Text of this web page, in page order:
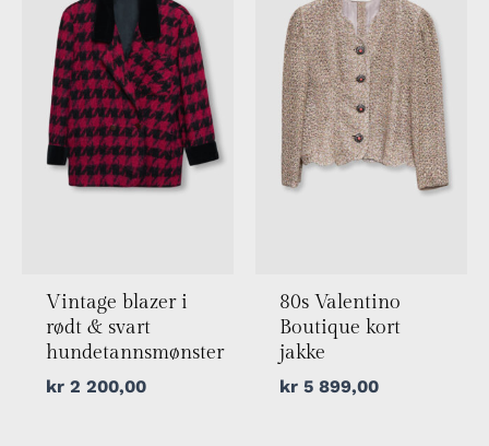
Vintage blazer i
rødt & svart
hundetannsmønster
kr2 200,00
80s Valentino
Boutique kort
jakke
kr5 899,00